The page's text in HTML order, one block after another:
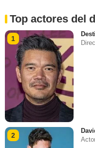
Top actores del
1
2